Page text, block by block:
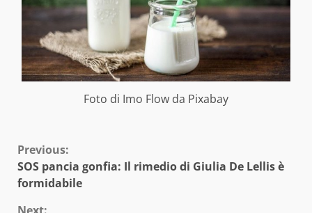
Foto di Imo Flow da Pixabay
Continue
Reading
Previous:
SOS pancia gonfia: Il rimedio di Giulia De Lellis è
formidabile